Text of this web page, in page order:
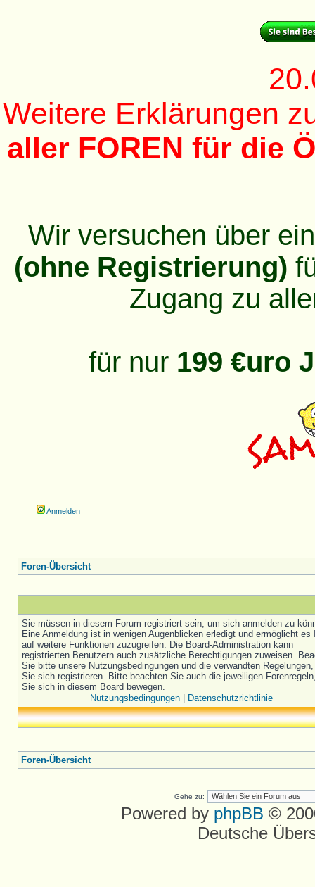
Weitere Erklärungen
aller FOREN für die
Wir versuchen über
(ohne Registrierung)
Zugang zu
für nur 199 €uro
Anmelden
Foren-Übersicht
Sie müssen in diesem Forum registriert sein, um sich anmelden zu
Eine Anmeldung ist in wenigen Augenblicken erledigt und ermöglicht es
auf weitere Funktionen zuzugreifen. Die Board-Administration kann
registrierten Benutzern auch zusätzliche Berechtigungen zuweisen.
Sie bitte unsere Nutzungsbedingungen und die verwandten
Sie sich registrieren. Bitte beachten Sie auch die jeweiligen
Sie sich in diesem Board bewegen.
Nutzungsbedingungen| Datenschutzrichtlinie
Foren-Übersicht
Gehe zu:
Powered by phpBB ©
Deutsche